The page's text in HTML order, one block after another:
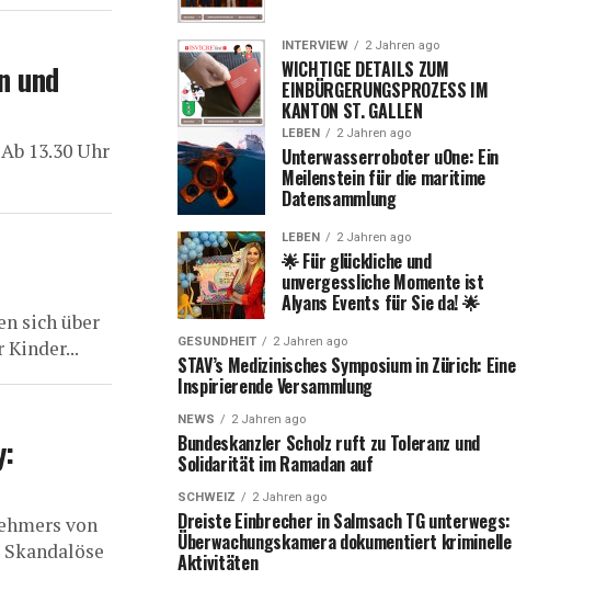
und
13.30 Uhr
sich über
Kinder...
von
INTERVIEW 2 Jahren ago
WICHTIGE DETAILS ZUM
EINBÜRGERUNGSPROZESS IM
KANTON ST. GALLEN
LEBEN 2 Jahren ago
Unterwasserroboter uOne: Ein
Meilenstein für die maritime
Datensammlung
LEBEN 2 Jahren ago
🌟 Für glückliche und
unvergessliche Momente ist
Alyans Events für Sie da! 🌟
GESUNDHEIT 2 Jahren ago
STAV’s Medizinisches Symposium in Zürich: Eine
Inspirierende Versammlung
NEWS 2 Jahren ago
Bundeskanzler Scholz ruft zu Toleranz und
Solidarität im Ramadan auf
SCHWEIZ 2 Jahren ago
Dreiste Einbrecher in Salmsach TG unterwegs:
Überwachungskamera dokumentiert kriminelle
Aktivitäten